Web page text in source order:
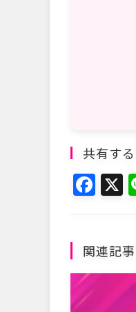
共有する
F
e
b
X
関連記事